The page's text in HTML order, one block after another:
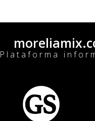
Plataforma